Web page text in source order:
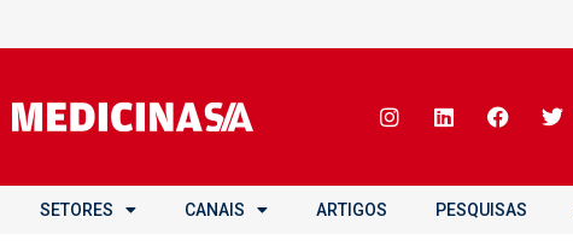
SETORES CANAIS ARTIGOS PESQUISAS